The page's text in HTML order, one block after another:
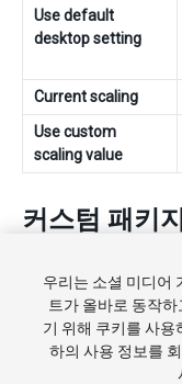
Use default
desktop setting
Current scaling
Use custom
scaling value
커스텀 패키
자체 커스텀 환경 설정
통 패키지 이름을 환경
시네머신 패키지환경
우리는 소셜 미디어
트가 올바로 동작
기 위해 쿠키를 사용
하의 사용 정보를